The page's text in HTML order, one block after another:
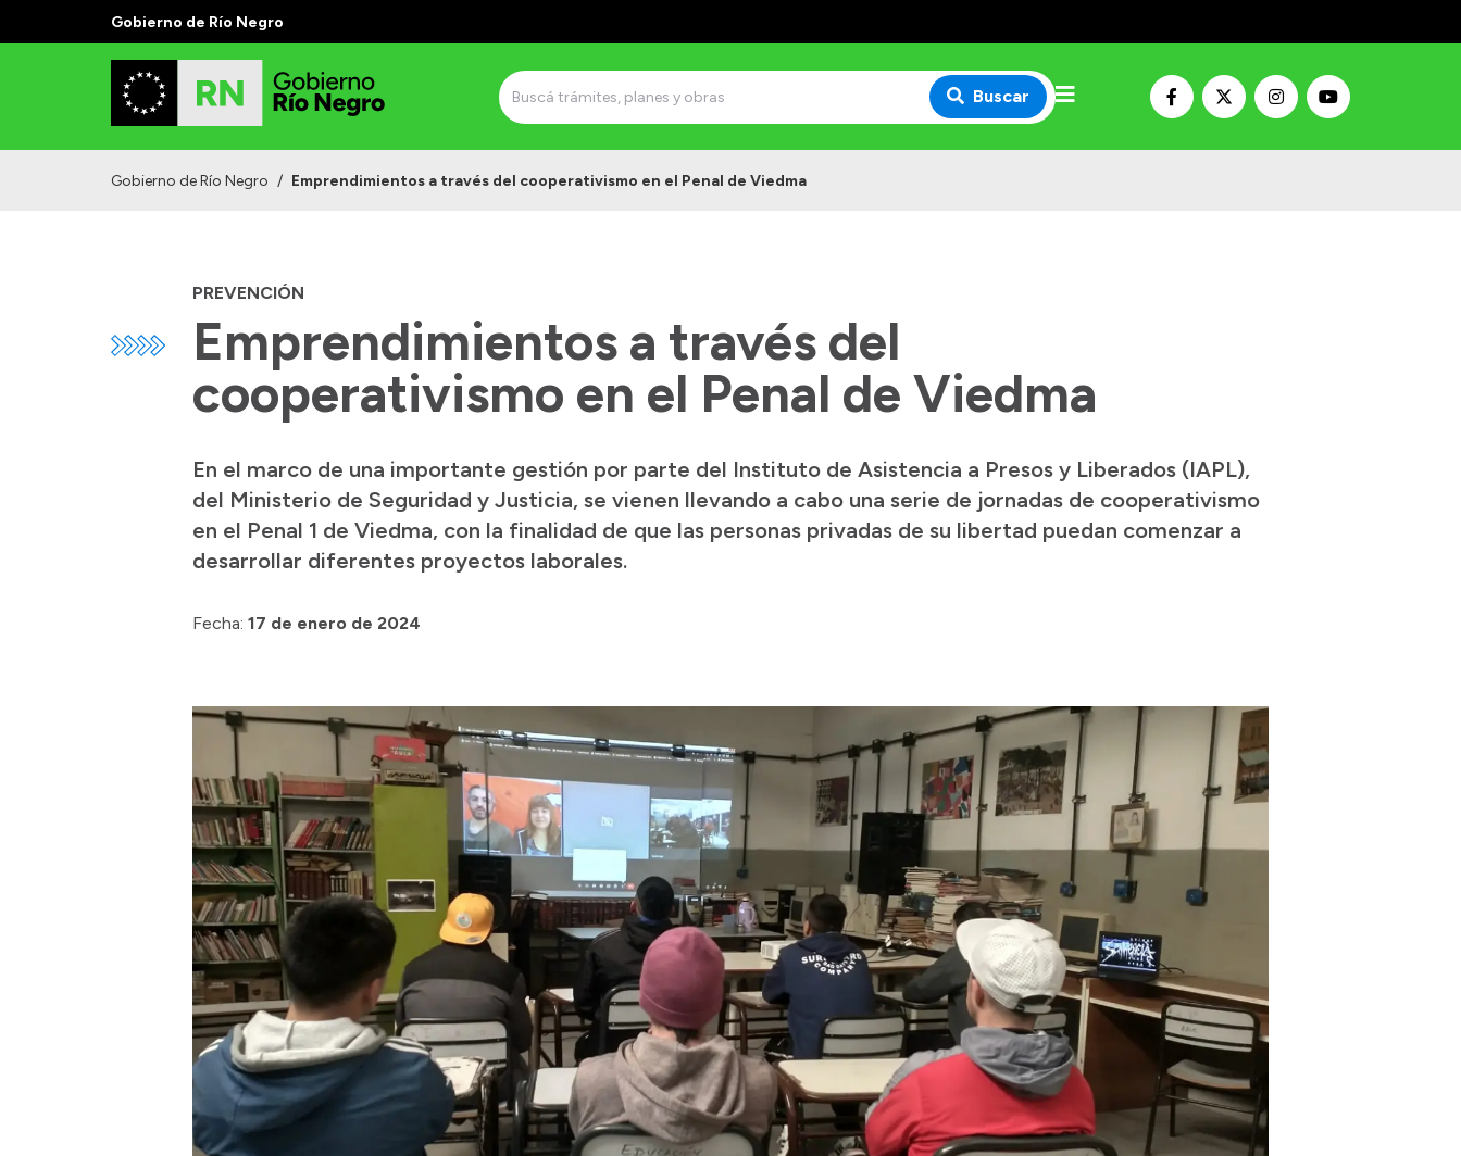
Gobierno de Río Negro
Buscar
Gobierno de Río Negro / Emprendimientos a través del cooperativismo en el Penal de Viedma
PREVENCIÓN
Emprendimientos a través del
cooperativismo en el Penal de Viedma
En el marco de una importante gestión por parte del Instituto de Asistencia a Presos y Liberados (IAPL),
del Ministerio de Seguridad y Justicia, se vienen llevando a cabo una serie de jornadas de cooperativismo
en el Penal 1 de Viedma, con la finalidad de que las personas privadas de su libertad puedan comenzar a
desarrollar diferentes proyectos laborales.
Fecha: 17 de enero de 2024